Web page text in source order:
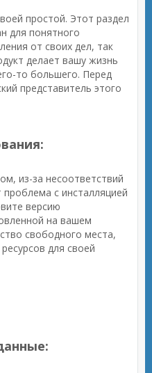
простой. Этот раздел
для понятного
от своих дел, так
делает вашу жизнь
то большего. Перед
представитель этого
из-за несоответствий
с инсталляцией
версию
на вашем
свободного места,
для своей